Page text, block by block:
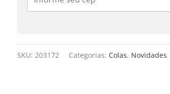
SKU: 203172 Categorias: Colas, Novidades